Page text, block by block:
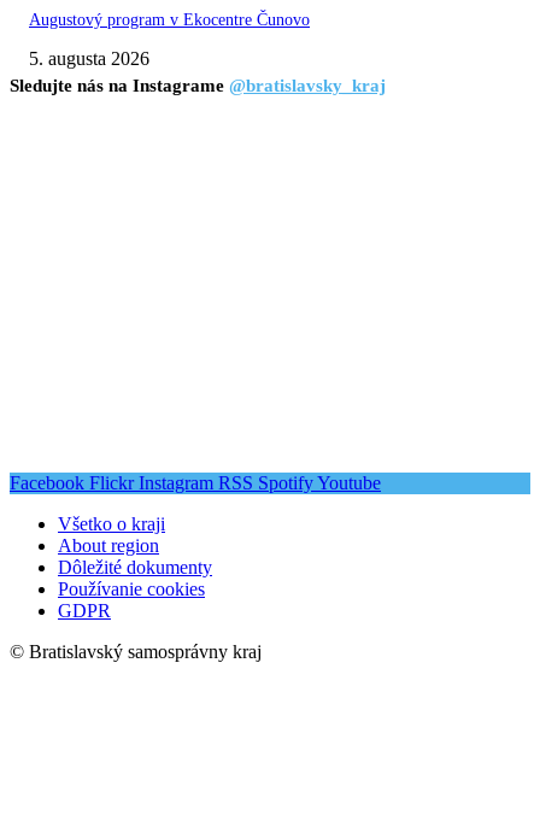
Augustový program v Ekocentre Čunovo
5. augusta 2026
Sledujte nás na Instagrame @bratislavsky_kraj
Facebook Flickr Instagram RSS SpotifyYoutube
Všetko o kraji
About region
Dôležité dokumenty
Používanie cookies
GDPR
© Bratislavský samosprávny kraj